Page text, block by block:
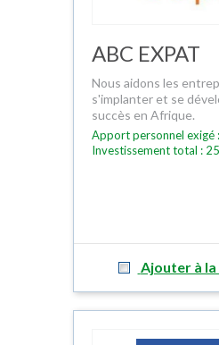
ABC EXPAT
Nous aidons les
s'implanter et se
succès en Afrique.
Apport personnel exigé
Investissement total :
Ajouter à